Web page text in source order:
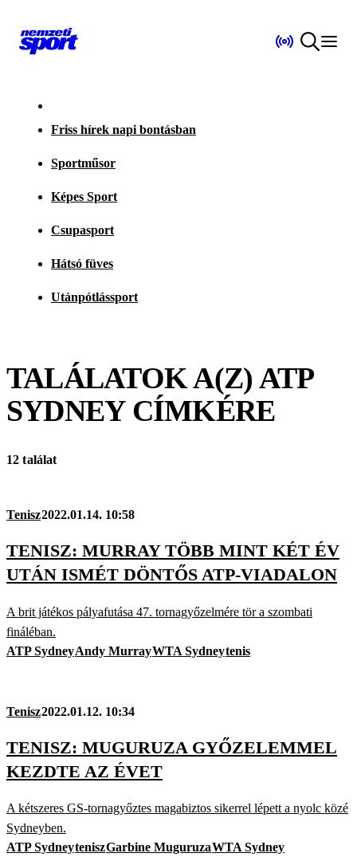
Friss hírek napi bontásban
Sportműsor
Képes Sport
Csupasport
Hátsó füves
Utánpótlássport
TALÁLATOK A(Z) ATP
SYDNEYCÍMKÉRE
12 találat
Tenisz2022.01.14. 10:58
TENISZ: MURRAY TÖBB MINT KÉT ÉV
UTÁN ISMÉT DÖNTŐS ATP-VIADALON
A brit játékos pályafutása 47. tornagyőzelmére tör a szombati
fináléban.
ATP SydneyAndy MurrayWTA Sydneytenis
Tenisz2022.01.12. 10:34
TENISZ: MUGURUZA GYŐZELEMMEL
KEZDTE AZ ÉVET
A kétszeres GS-tornagyőztes magabiztos sikerrel lépett a nyolc közé
Sydneyben.
ATP SydneyteniszGarbine MuguruzaWTA Sydney